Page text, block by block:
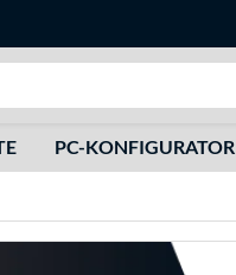
PC-KONFIGURATOR